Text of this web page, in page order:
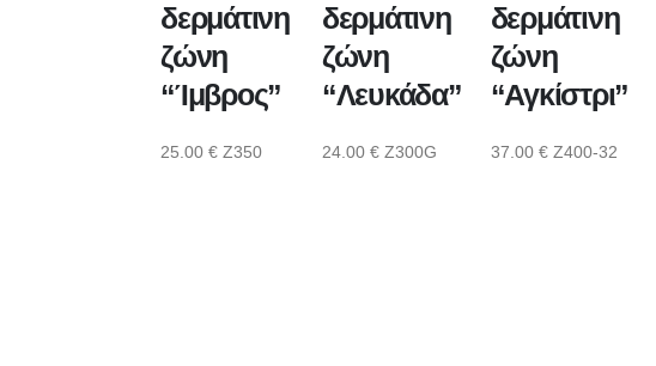
δερμάτινη
ζώνη
“Ίμβρος”
25.00 € Z350
δερμάτινη
ζώνη
“Λευκάδα”
24.00 €Z300G
δερμάτινη
ζώνη
“Αγκίστρι”
37.00 €Z400-32